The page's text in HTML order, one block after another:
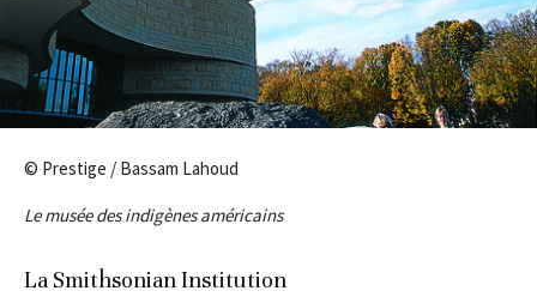
© Prestige / Bassam Lahoud
Le musée des indigènes américains
La Smithsonian Institution